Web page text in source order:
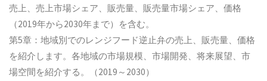
売上、売上市場シェア、販売量、販売量市場シェア、価格
（2019年から2030年まで）を含む。
第5章：地域別でのレンジフード逆止弁の売上、販売量、価格
を紹介します。各地域の市場規模、市場開発、将来展望、市
場空間を紹介する。（2019～2030）